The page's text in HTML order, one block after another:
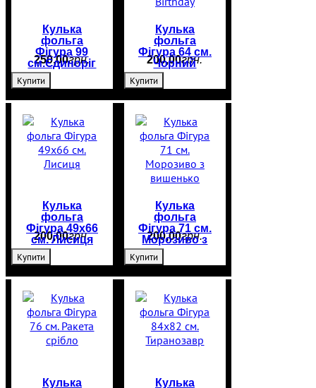
Кулька
фольга
Фігура 99
см.Єдиноріг
голографік
250,00грн.
Купити
Кулька
фольга
Фігура 64 см.
Чорний
Геймпад Epic
Birthday
200,00грн.
Купити
Кулька
фольга
Фігура 49х66
см. Лисиця
200,00грн.
Купити
Кулька
фольга
Фігура 71 см.
Морозиво з
вишенько
200,00грн.
Купити
Кулька
Кулька